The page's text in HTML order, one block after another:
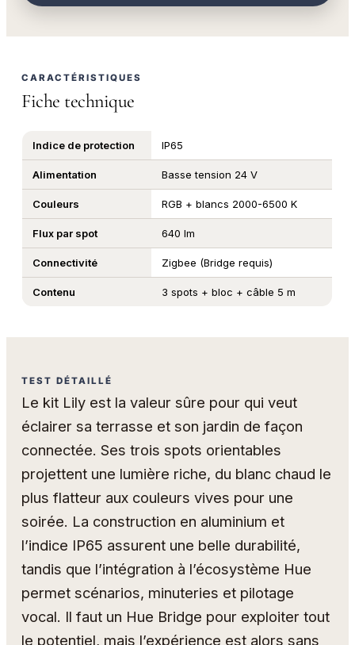
CARACTÉRISTIQUES
Fiche technique
Indice de protection IP65
Alimentation Basse tension 24 V
Couleurs RGB + blancs 2000-6500 K
Flux par spot 640 lm
Connectivité Zigbee (Bridge requis)
Contenu 3 spots + bloc + câble 5 m
TEST DÉTAILLÉ
Le kit Lily est la valeur sûre pour qui veut
éclairer sa terrasse et son jardin de façon
connectée. Ses trois spots orientables
projettent une lumière riche, du blanc chaud le
plus flatteur aux couleurs vives pour une
soirée. La construction en aluminium et
l’indice IP65 assurent une belle durabilité,
tandis que l’intégration à l’écosystème Hue
permet scénarios, minuteries et pilotage
vocal. Il faut un Hue Bridge pour exploiter tout
le potentiel, mais l’expérience est alors sans